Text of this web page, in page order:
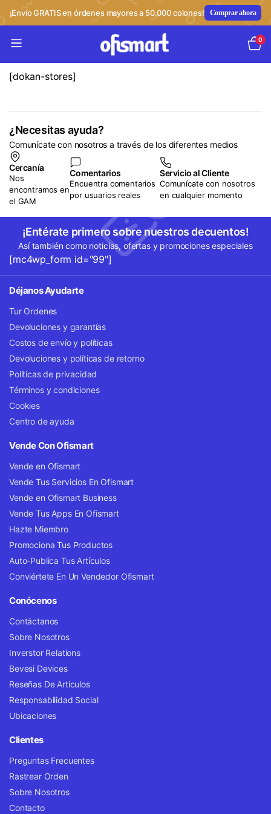
¡Envío GRATIS en órdenes mayores a 50.000 colones! Comprar ahora
0
[dokan-stores]
¿Necesitas ayuda?
Comunícate con nosotros a través de los diferentes medios
Cercanía
Nos
encontramos en
el GAM
Comentarios
Encuentra comentarios
por usuarios reales
Servicio al Cliente
Comunícate con nosotros
en cualquier momento
¡Entérate primero sobre nuestros decuentos!
Así también como noticias, ofertas y promociones especiales
[mc4wp_form id="99"]
Déjanos Ayudarte
Tur Ordenes
Devoluciones y garantías
Costos de envío y políticas
Devoluciones y políticas de retorno
Políticas de privacidad
Términos y condiciones
Cookies
Centro de ayuda
Vende Con Ofismart
Vende en Ofismart
Vende Tus Servicios En Ofismart
Vende en Ofismart Business
Vende Tus Apps En Ofismart
Hazte Miembro
Promociona Tus Productos
Auto-Publica Tus Artículos
Conviértete En Un Vendedor Ofismart
Conócenos
Contáctanos
Sobre Nosotros
Inverstor Relations
Bevesi Devices
Reseñas De Artículos
Responsabilidad Social
Ubicaciones
Clientes
Preguntas Frecuentes
Rastrear Orden
Sobre Nosotros
Contacto